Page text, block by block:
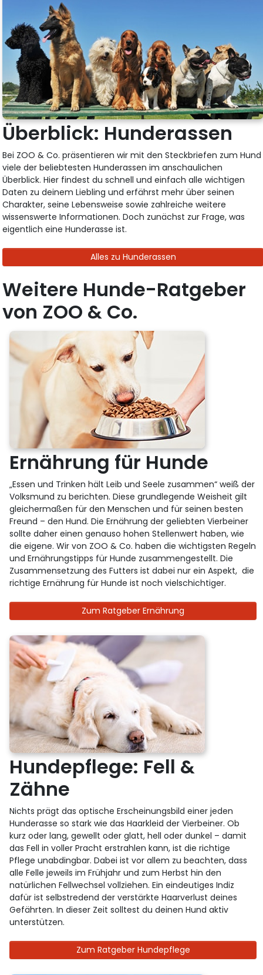
Überblick: Hunderassen
Bei ZOO & Co. präsentieren wir mit den Steckbriefen zum Hund
viele der beliebtesten Hunderassen im anschaulichen
Überblick. Hier findest du schnell und einfach alle wichtigen
Daten zu deinem Liebling und erfährst mehr über seinen
Charakter, seine Lebensweise sowie zahlreiche weitere
wissenswerte Informationen. Doch zunächst zur Frage, was
eigentlich eine Hunderasse ist.
Alles zu Hunderassen
Weitere Hunde-Ratgeber
von ZOO & Co.
Ernährung für Hunde
„Essen und Trinken hält Leib und Seele zusammen“ weiß der
Volksmund zu berichten. Diese grundlegende Weisheit gilt
gleichermaßen für den Menschen und für seinen besten
Freund – den Hund. Die Ernährung der geliebten Vierbeiner
sollte daher einen genauso hohen Stellenwert haben, wie
die eigene. Wir von ZOO & Co. haben die wichtigsten Regeln
und Ernährungstipps für Hunde zusammengestellt. Die
Zusammensetzung des Futters ist dabei nur ein Aspekt, die
richtige Ernährung für Hunde ist noch vielschichtiger.
Zum Ratgeber Ernährung
Hundepflege: Fell &
Zähne
Nichts prägt das optische Erscheinungsbild einer jeden
Hunderasse so stark wie das Haarkleid der Vierbeiner. Ob
kurz oder lang, gewellt oder glatt, hell oder dunkel – damit
das Fell in voller Pracht erstrahlen kann, ist die richtige
Pflege unabdingbar. Dabei ist vor allem zu beachten, dass
alle Felle jeweils im Frühjahr und zum Herbst hin den
natürlichen Fellwechsel vollziehen. Ein eindeutiges Indiz
dafür ist selbstredend der verstärkte Haarverlust deines
Gefährten. In dieser Zeit solltest du deinen Hund aktiv
unterstützen.
Zum Ratgeber Hundepflege